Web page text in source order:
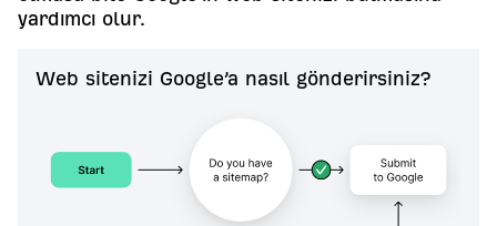
yardımcı olur.
Web sitenizi Google’a nasıl gönderirsiniz?